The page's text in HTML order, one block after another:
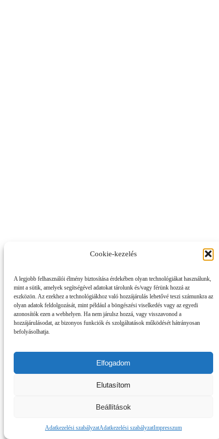
Cookie-kezelés
A legjobb felhasználói élmény biztosítása érdekében olyan technológiákat használunk,
mint a sütik, amelyek segítségével adatokat tárolunk és/vagy férünk hozzá az
eszközön. Az ezekhez a technológiákhoz való hozzájárulás lehetővé teszi számunkra az
olyan adatok feldolgozását, mint például a böngészési viselkedés vagy az egyedi
azonosítók ezen a webhelyen. Ha nem járulsz hozzá, vagy visszavonod a
hozzájárulásodat, az bizonyos funkciók és szolgáltatások működését hátrányosan
befolyásolhatja.
Elfogadom
Elutasítom
Beállítások
Adatkezelési szabályzatAdatkezelési szabályzatImpresszum